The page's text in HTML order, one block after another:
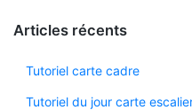
Articles récents
Tutoriel carte cadre
Tutoriel du jour carte